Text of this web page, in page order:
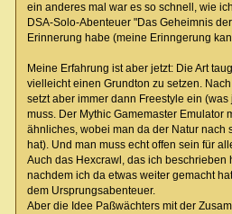
ein anderes mal war es so schnell, wie
DSA-Solo-Abenteuer "Das Geheimnis
Erinnerung habe (meine Erinngerung
Meine Erfahrung ist aber jetzt: Die Art
vielleicht einen Grundton zu setzen.
setzt aber immer dann Freestyle ein
muss. Der Mythic Gamemaster Emulator
ähnliches, wobei man da der Natur nach
hat). Und man muss echt offen sein für
Auch das Hexcrawl, das ich beschrieben
nachdem ich da etwas weiter gemacht
dem Ursprungsabenteuer.
Aber die Idee Paßwächters mit der